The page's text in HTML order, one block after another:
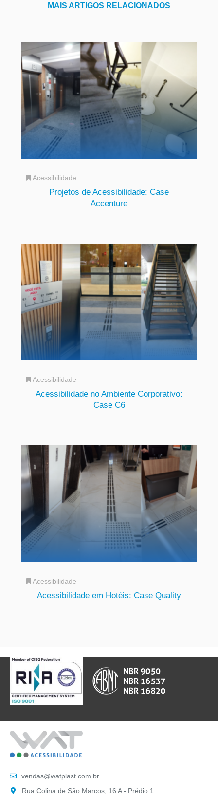
MAIS ARTIGOS RELACIONADOS
Acessibilidade
Projetos de Acessibilidade: Case
Accenture
Acessibilidade
Acessibilidade no Ambiente Corporativo:
Case C6
Acessibilidade
Acessibilidade em Hotéis: Case Quality
vendas@watplast.com.br
Rua Colina de São Marcos, 16 A - Prédio 1